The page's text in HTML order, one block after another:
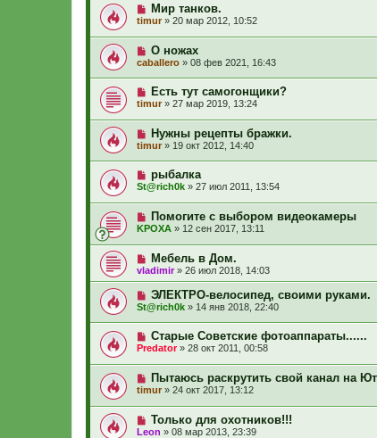
Мир танков.
timur» 20 мар 2012, 10:52
О ножах
caballero » 08 фев 2021, 16:43
Есть тут самогонщики?
timur» 27 мар 2019, 13:24
Нужны рецепты бражки.
timur » 19 окт 2012, 14:40
рыбалка
St@rich0k » 27 июл 2011, 13:54
Помогите с выбором видеокамеры
KPOXA » 12 сен 2017, 13:11
Мебель в Дом.
vladimir» 26 июл 2018, 14:03
ЭЛЕКТРО-велосипед, своими руками.
St@rich0k » 14 янв 2018, 22:40
Старые Советские фотоаппараты......
Predator» 28 окт 2011, 00:58
Пытаюсь раскрутить свой канал на
timur » 24 окт 2017, 13:12
Только для охотников!!!
Leon » 08 мар 2013, 23:39